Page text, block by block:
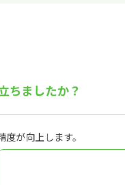
ちましたか？
が向上します。